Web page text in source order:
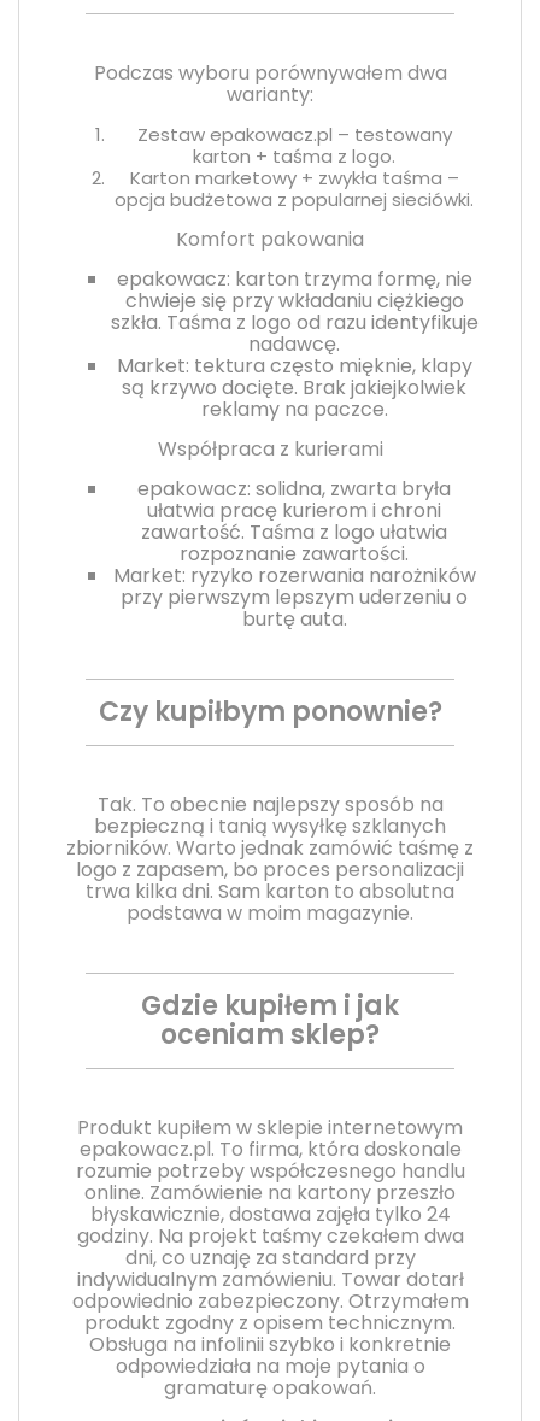
Podczas wyboru porównywałem dwa
warianty:
Zestaw epakowacz.pl – testowany
karton + taśma z logo.
Karton marketowy + zwykła taśma –
opcja budżetowa z popularnej sieciówki.
Komfort pakowania
epakowacz: karton trzyma formę, nie
chwieje się przy wkładaniu ciężkiego
szkła. Taśma z logo od razu identyfikuje
nadawcę.
Market: tektura często mięknie, klapy
są krzywo docięte. Brak jakiejkolwiek
reklamy na paczce.
Współpraca z kurierami
epakowacz: solidna, zwarta bryła
ułatwia pracę kurierom i chroni
zawartość. Taśma z logo ułatwia
rozpoznanie zawartości.
Market: ryzyko rozerwania narożników
przy pierwszym lepszym uderzeniu o
burtę auta.
Czy kupiłbym ponownie?
Tak. To obecnie najlepszy sposób na
bezpieczną i tanią wysyłkę szklanych
zbiorników. Warto jednak zamówić taśmę z
logo z zapasem, bo proces personalizacji
trwa kilka dni. Sam karton to absolutna
podstawa w moim magazynie.
Gdzie kupiłem i jak
oceniam sklep?
Produkt kupiłem w sklepie internetowym
epakowacz.pl. To firma, która doskonale
rozumie potrzeby współczesnego handlu
online. Zamówienie na kartony przeszło
błyskawicznie, dostawa zajęła tylko 24
godziny. Na projekt taśmy czekałem dwa
dni, co uznaję za standard przy
indywidualnym zamówieniu. Towar dotarł
odpowiednio zabezpieczony. Otrzymałem
produkt zgodny z opisem technicznym.
Obsługa na infolinii szybko i konkretnie
odpowiedziała na moje pytania o
gramaturę opakowań.